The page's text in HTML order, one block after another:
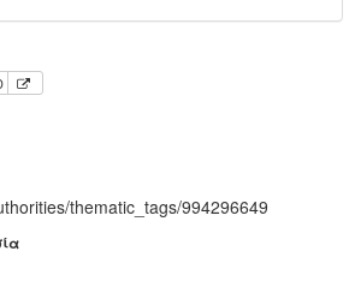
thematic_tags/994296649